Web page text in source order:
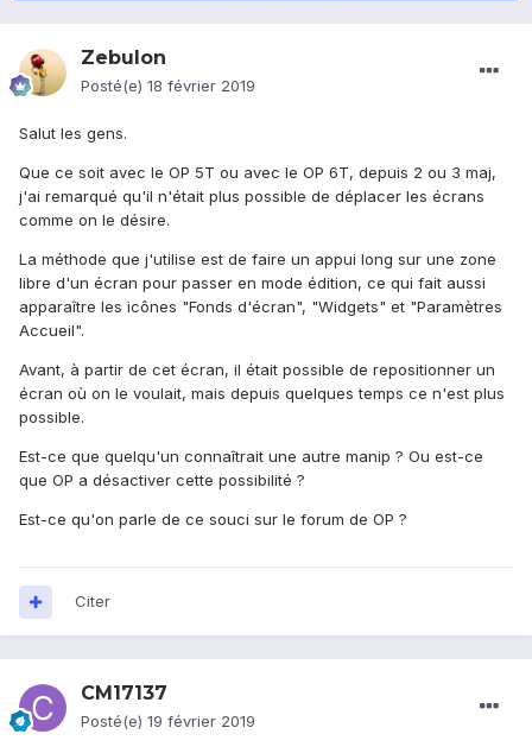
Zebulon
Posté(e) 18 février 2019
Salut les gens.
Que ce soit avec le OP 5T ou avec le OP 6T, depuis 2 ou 3 maj,
j'ai remarqué qu'il n'était plus possible de déplacer les écrans
comme on le désire.
La méthode que j'utilise est de faire un appui long sur une zone
libre d'un écran pour passer en mode édition, ce qui fait aussi
apparaître les icônes "Fonds d'écran", "Widgets" et "Paramètres
Accueil".
Avant, à partir de cet écran, il était possible de repositionner un
écran où on le voulait, mais depuis quelques temps ce n'est plus
possible.
Est-ce que quelqu'un connaîtrait une autre manip ? Ou est-ce
que OP a désactiver cette possibilité ?
Est-ce qu'on parle de ce souci sur le forum de OP ?
Citer
CM17137
Posté(e) 19 février 2019